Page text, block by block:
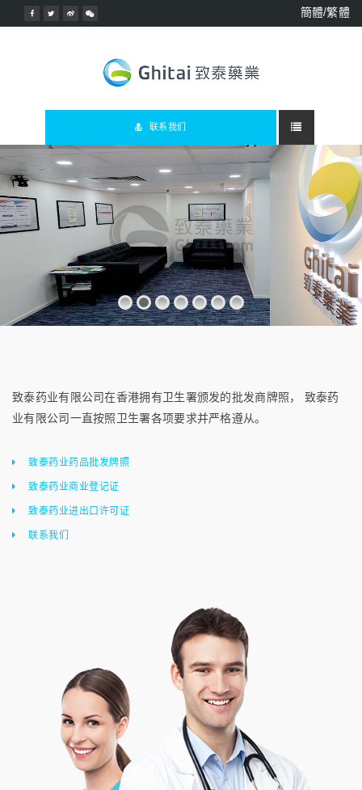
簡體/繁體
联系我们
致泰药业有限公司在香港拥有卫生署颁发的批发商牌照， 致泰药
业有限公司一直按照卫生署各项要求并严格遵从。
致泰药业药品批发牌照
致泰药业商业登记证
致泰药业进出口许可证
联系我们